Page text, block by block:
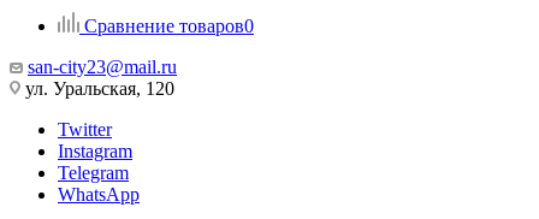
Сравнение товаров0
san-city23@mail.ru
ул. Уральская, 120
Twitter
Instagram
Telegram
WhatsApp